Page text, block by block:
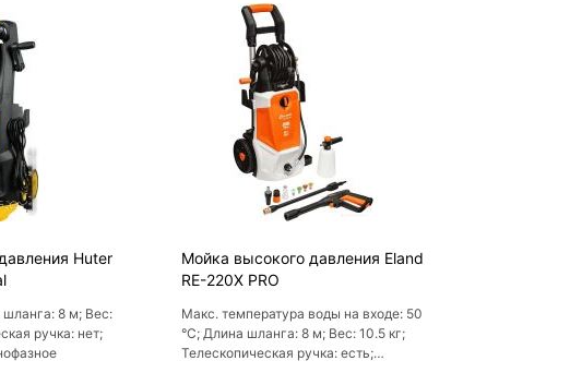
Huter
шланга: 8 м; Вес:
ручка: нет;
Мойка высокого давления Eland
RE-220X PRO
Макс. температура воды на входе: 50
°С; Длина шланга: 8 м; Вес: 10.5 кг;
Телескопическая ручка: есть;